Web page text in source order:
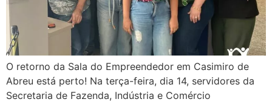
O retorno da Sala do Empreendedor em Casimiro de
Abreu está perto! Na terça-feira, dia 14, servidores da
Secretaria de Fazenda, Indústria e Comércio